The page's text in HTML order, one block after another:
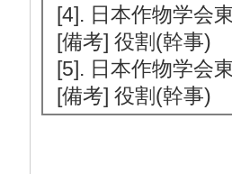
[4]. 日本作物学会
[備考] 役割(幹事)
[5]. 日本作物学会
[備考] 役割(幹事)